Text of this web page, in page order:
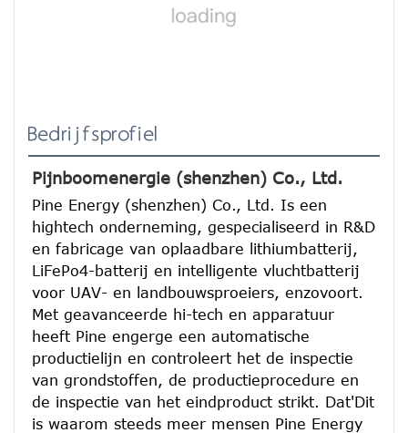
Bedrijfsprofiel
Pijnboomenergie (shenzhen) Co., Ltd.
Pine Energy (shenzhen) Co., Ltd. Is een
hightech onderneming, gespecialiseerd in R&D
en fabricage van oplaadbare lithiumbatterij,
LiFePo4-batterij en intelligente vluchtbatterij
voor UAV- en landbouwsproeiers, enzovoort.
Met geavanceerde hi-tech en apparatuur
heeft Pine engerge een automatische
productielijn en controleert het de inspectie
van grondstoffen, de productieprocedure en
de inspectie van het eindproduct strikt. Dat'Dit
is waarom steeds meer mensen Pine Energy